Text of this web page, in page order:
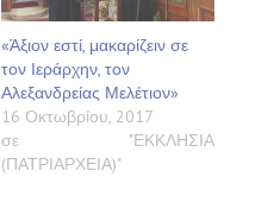
«Άξιον εστί, μακαρίζειν σε
τον Ιεράρχην, τον
Αλεξανδρείας Μελέτιον»
16 Οκτωβρίου, 2017
σε "ΕΚΚΛΗΣΙΑ
(ΠΑΤΡΙΑΡΧΕΙΑ)"